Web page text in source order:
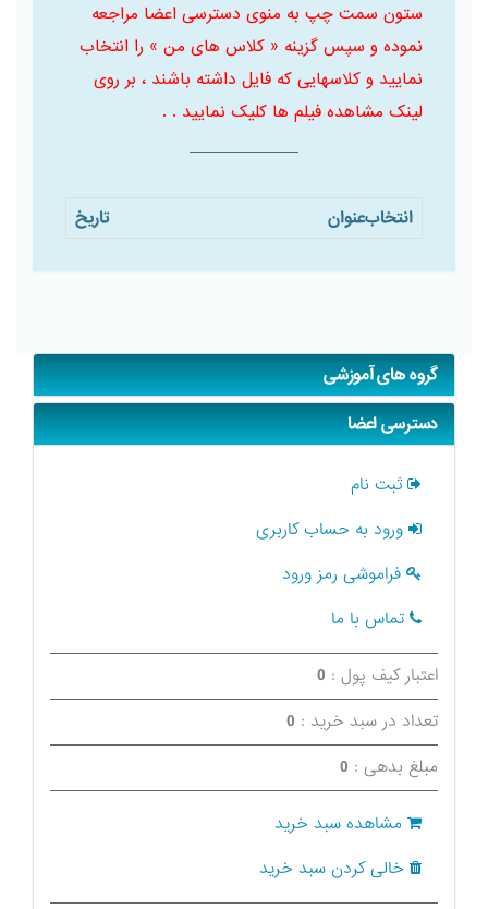
ستون سمت چپ به منوی دسترسی اعضا مراجعه
نموده و سپس گزینه « کلاس های من » را انتخاب
نمایید و کلاسهایی که فایل داشته باشند ، بر روی
لینک مشاهده فیلم ها کلیک نمایید . .
انتخابعنوان تاریخ
گروه های آموزشی
دسترسی اعضا
ثبت نام
ورود به حساب کاربری
فراموشی رمز ورود
تماس با ما
اعتبار کیف پول : 0
تعداد در سبد خرید : 0
مبلغ بدهی : 0
مشاهده سبد خرید
خالی کردن سبد خرید